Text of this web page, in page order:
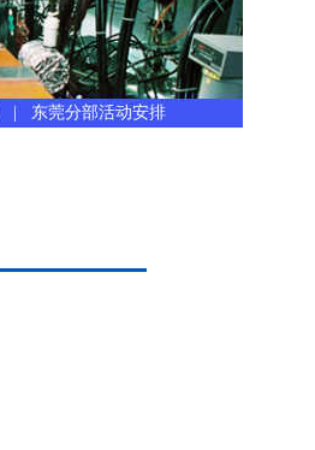
东莞分部活动安排